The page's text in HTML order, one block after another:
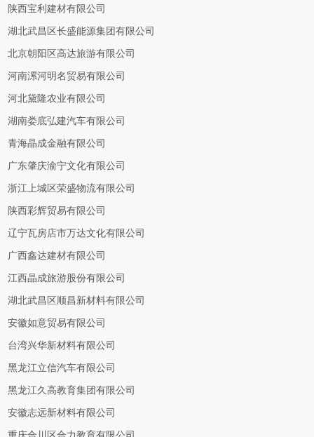
陕西宝利建材有限公司
湖北武昌区长盛能源集团有限公司
北京朝阳区高达旅游有限公司
河南漯河明名贸易有限公司
河北黛隆农业有限公司
湖南娄底弘建汽车有限公司
青海晶成金融有限公司
广东肇庆渝宁文化有限公司
浙江上城区荣盛物流有限公司
陕西彩辉贸易有限公司
辽宁瓦房店市万达文化有限公司
广西鑫达建材有限公司
江西晶成旅游股份有限公司
湖北武昌区顺昌新材料有限公司
安徽如意贸易有限公司
台湾兴华新材料有限公司
黑龙江立信汽车有限公司
黑龙江久高教育集团有限公司
安徽志远新材料有限公司